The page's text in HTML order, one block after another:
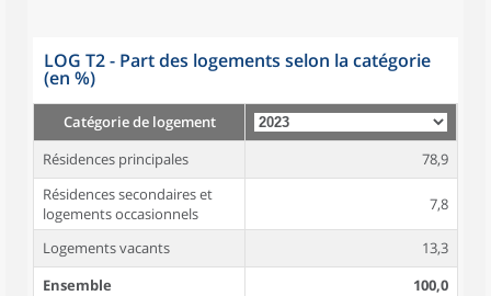
LOG T2 - Part des logements selon la catégorie
(en %)
Catégorie de logement
Résidences principales
78,9
Résidences secondaires et
logements occasionnels
7,8
Logements vacants
13,3
Ensemble
100,0